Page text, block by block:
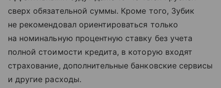
сверх обязательной суммы. Кроме того, Зубик
не рекомендовал ориентироваться только
на номинальную процентную ставку без учета
полной стоимости кредита, в которую входят
страхование, дополнительные банковские сервисы
и другие расходы.